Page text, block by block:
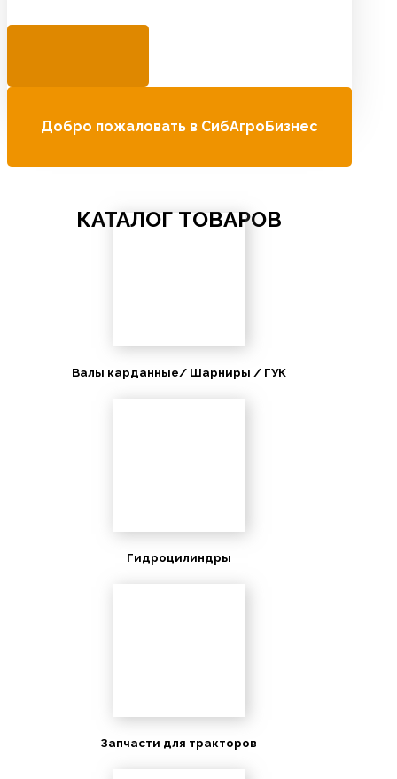
Добро пожаловать в СибАгроБизнес
КАТАЛОГ ТОВАРОВ
Валы карданные/ Шарниры / ГУК
Гидроцилиндры
Запчасти для тракторов